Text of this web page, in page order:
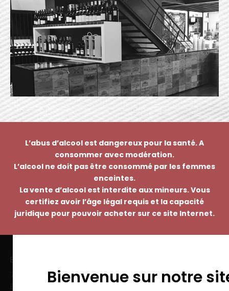
L’abus d’alcool est dangereux pour la santé. A
consommer avec modération.
L’alcool ne doit pas être consommé par les femmes
enceintes.
La vente d’alcool est interdite aux mineurs. Vous
certifiez avoir l’âge légal requis et la capacité
juridique pour pouvoir acheter sur ce site Internet.
Bienvenue sur notre
EMMANUEL NASTI
7 avenue Pierre Pflimlin – ZAC Espale